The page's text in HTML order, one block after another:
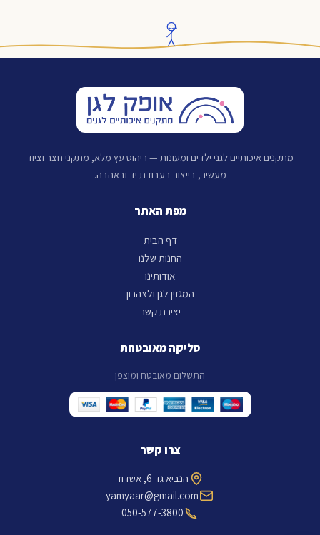
מתקנים איכותיים לגני ילדים ומעונות — ריהוט עץ מלא, מתקני חצר וציוד
מעשיר, בייצור בעבודת יד ובאהבה.
מפת האתר
דף הבית
החנות שלנו
אודותינו
המגזין לגן ולצהרון
יצירת קשר
סליקה מאובטחת
התשלום מאובטח ומוצפן
צרו קשר
הנביא גד 6, אשדוד
yamyaar@gmail.com
050-577-3800